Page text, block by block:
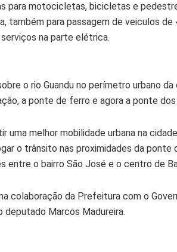
para motocicletas, bicicletas e
também para passagem de veiculos de
na parte elétrica.
o rio Guandu no perímetro urbano
a ponte de ferro e agora a ponte
uma melhor mobilidade urbana na
o trânsito nas proximidades da
entre o bairro São José e o centro de
colaboração da Prefeitura com o
deputado Marcos Madureira.